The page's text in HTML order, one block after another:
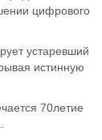
цифрового
устаревший
истинную
70летие